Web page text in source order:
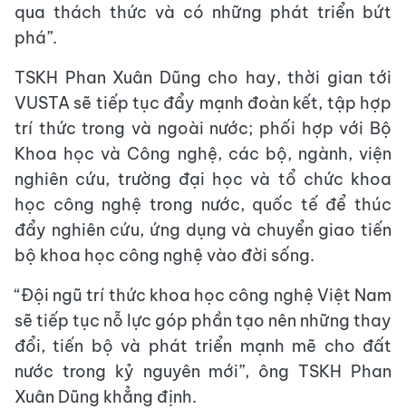
qua thách thức và có những phát triển bứt
phá”.
TSKH Phan Xuân Dũng cho hay, thời gian tới
VUSTA sẽ tiếp tục đẩy mạnh đoàn kết, tập hợp
trí thức trong và ngoài nước; phối hợp với Bộ
Khoa học và Công nghệ, các bộ, ngành, viện
nghiên cứu, trường đại học và tổ chức khoa
học công nghệ trong nước, quốc tế để thúc
đẩy nghiên cứu, ứng dụng và chuyển giao tiến
bộ khoa học công nghệ vào đời sống.
“Đội ngũ trí thức khoa học công nghệ Việt Nam
sẽ tiếp tục nỗ lực góp phần tạo nên những thay
đổi, tiến bộ và phát triển mạnh mẽ cho đất
nước trong kỷ nguyên mới”, ông TSKH Phan
Xuân Dũng khẳng định.